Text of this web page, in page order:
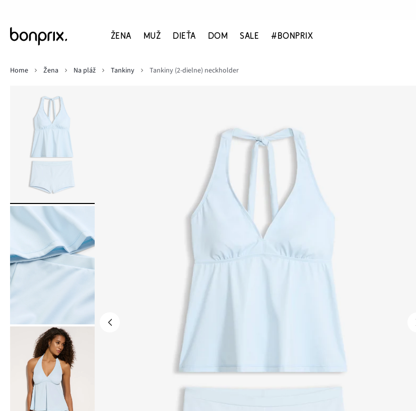
ŽENA MUŽ DIEŤA DOM SALE #BONPRIX
Home
Žena Na pláž Tankiny Tankiny (2-dielne) neckholder